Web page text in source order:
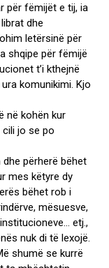
për fëmijët e tij, ia
dhe
letërsinë për
shqipe për fëmijë
t’i kthejnë
komunikimi. Kjo
në kohën kur
cili jo se po
përherë bëhet
mes këtyre dy
bëhet rob i
mësuesve,
etj.,
nuk di të lexojë.
shumë se kurrë